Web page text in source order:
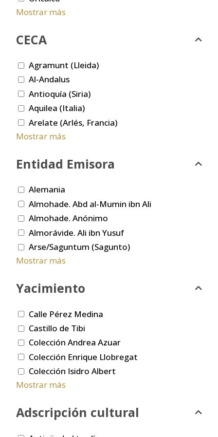
Mostrar más
CECA
Agramunt (Lleida)
Al-Andalus
Antioquía (Siria)
Aquilea (Italia)
Arelate (Arlés, Francia)
Mostrar más
Entidad Emisora
Alemania
Almohade. Abd al-Mumin ibn Ali
Almohade. Anónimo
Almorávide. Ali ibn Yusuf
Arse/Saguntum (Sagunto)
Mostrar más
Yacimiento
Calle Pérez Medina
Castillo de Tibi
Colección Andrea Azuar
Colección Enrique Llobregat
Colección Isidro Albert
Mostrar más
Adscripción cultural